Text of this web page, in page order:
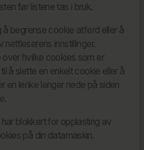
før listene tas i bruk.
å begrense cookie atferd eller å
innstillinger.
hvilke cookies som er
å slette en enkelt cookie eller å
en lenke lenger nede på siden
blokkert for opplasting av
på din datamaskin.